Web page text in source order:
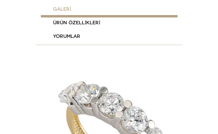
GALERİ
ÜRÜN ÖZELLİKLERİ
Yorumlar